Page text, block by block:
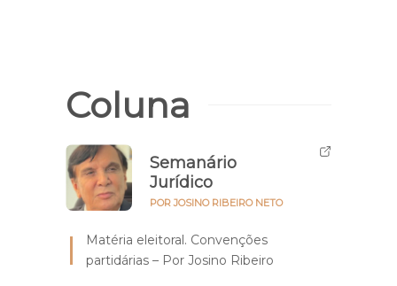
Coluna
Semanário
Jurídico
POR JOSINO RIBEIRO NETO
Matéria eleitoral. Convenções
partidárias – Por Josino Ribeiro